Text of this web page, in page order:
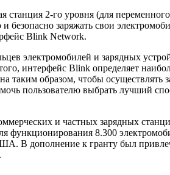
2-го уровня (для
безопасно заряжать свои
Blink Network.
электромобилей и зарядных
интерфейс Blink определяет
таким образом, чтобы осуществлять
пользователю выбрать лучший
и частных зарядных
функционирования 8.300
В дополнение к гранту был